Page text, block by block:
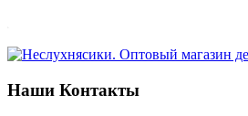
Наши Контакты